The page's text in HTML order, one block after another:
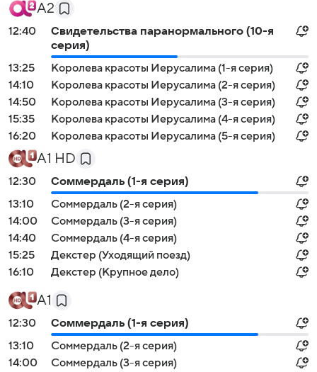
А2
12:40
Свидетельства паранормального (10-я
серия)
13:25
Королева красоты Иерусалима (1-я серия)
14:10
Королева красоты Иерусалима (2-я серия)
14:50
Королева красоты Иерусалима (3-я серия)
15:35
Королева красоты Иерусалима (4-я серия)
16:20
Королева красоты Иерусалима (5-я серия)
А1 HD
12:30
Соммердаль (1-я серия)
13:10
Соммердаль (2-я серия)
14:00
Соммердаль (3-я серия)
14:40
Соммердаль (4-я серия)
15:25
Декстер (Уходящий поезд)
16:10
Декстер (Крупное дело)
А1
12:30
Соммердаль (1-я серия)
13:10
Соммердаль (2-я серия)
14:00
Соммердаль (3-я серия)